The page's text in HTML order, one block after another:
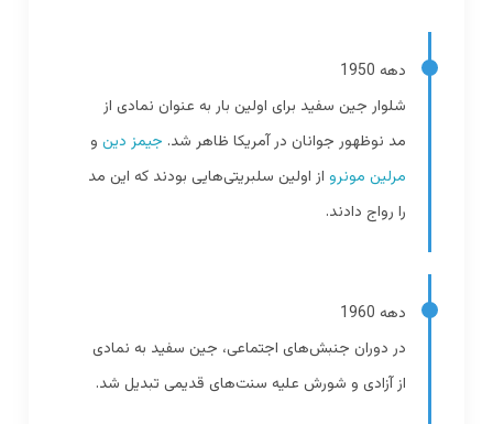
دهه 1950
شلوار جین سفید برای اولین بار به عنوان نمادی از
مد نوظهور جوانان در آمریکا ظاهر شد. جیمز دین و
مرلین مونرو از اولین سلبریتی‌هایی بودند که این مد
را رواج دادند.
دهه 1960
در دوران جنبش‌های اجتماعی، جین سفید به نمادی
از آزادی و شورش علیه سنت‌های قدیمی تبدیل شد.